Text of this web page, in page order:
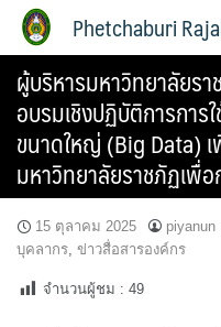
Phetchaburi
ผู้บริหารมหาวิทยาลัยรา
อบรมเชิงปฏิบัติการการ
ขนาดใหญ่ (Big Data)
มหาวิทยาลัยราชภัฏเ
15 ตุลาคม 2025 piyanun
บุคลากร, ข่าวสื่อสารองค์กร
จำนวนผู้ชม : 49